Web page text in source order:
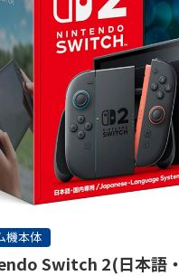
機本体
Switch 2(日本語